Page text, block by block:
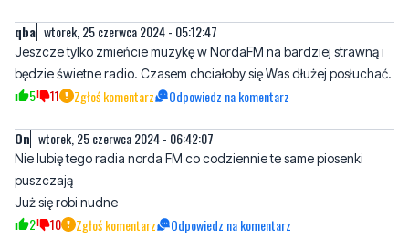
5 11 Zgłoś komentarz Odpowiedz na komentarz
On wtorek, 25 czerwca 2024 - 06:42:07
Nie lubię tego radia norda FM co codziennie te same piosenki
Już się robi nudne
2 10 Zgłoś komentarz Odpowiedz na komentarz
ona wtorek, 25 czerwca 2024 - 06:55:58
Jakim trzeba być yntelygentem, żeby w poniedziałek rano